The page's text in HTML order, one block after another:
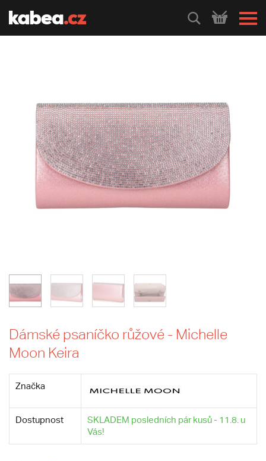
HLEDEJ
Dámské psaníčko růžové - Michelle
Moon Keira
Značka
Dostupnost
SKLADEM posledních pár kusů - 11.8. u
Vás!